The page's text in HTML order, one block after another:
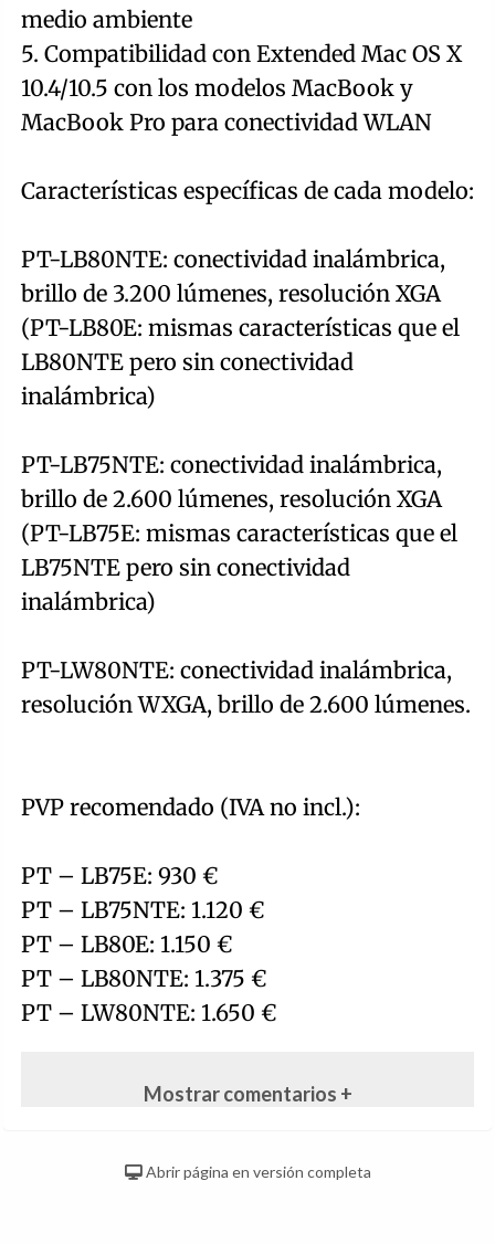
medio ambiente
5. Compatibilidad con Extended Mac OS X
10.4/10.5 con los modelos MacBook y
MacBook Pro para conectividad WLAN
Características específicas de cada modelo:
PT-LB80NTE: conectividad inalámbrica,
brillo de 3.200 lúmenes, resolución XGA
(PT-LB80E: mismas características que el
LB80NTE pero sin conectividad
inalámbrica)
PT-LB75NTE: conectividad inalámbrica,
brillo de 2.600 lúmenes, resolución XGA
(PT-LB75E: mismas características que el
LB75NTE pero sin conectividad
inalámbrica)
PT-LW80NTE: conectividad inalámbrica,
resolución WXGA, brillo de 2.600 lúmenes.
PVP recomendado (IVA no incl.):
PT – LB75E: 930 €
PT – LB75NTE: 1.120 €
PT – LB80E: 1.150 €
PT – LB80NTE: 1.375 €
PT – LW80NTE: 1.650 €
Mostrar comentarios +
Abrir página en versión completa